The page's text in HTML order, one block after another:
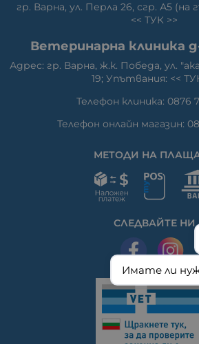
гр. Варна, ул. Перла 26, сгр. А5 (на
<< ТУК >>
Ветеринарна клиника
Адрес: гр. Варна, ж.к. Победа, ул.
19; Упътвания: <<
Телефон клиника: 0876
Телефон онлайн магазин:
МЕТОДИ НА
СЛЕДВАЙТЕ НИ
Имате ли